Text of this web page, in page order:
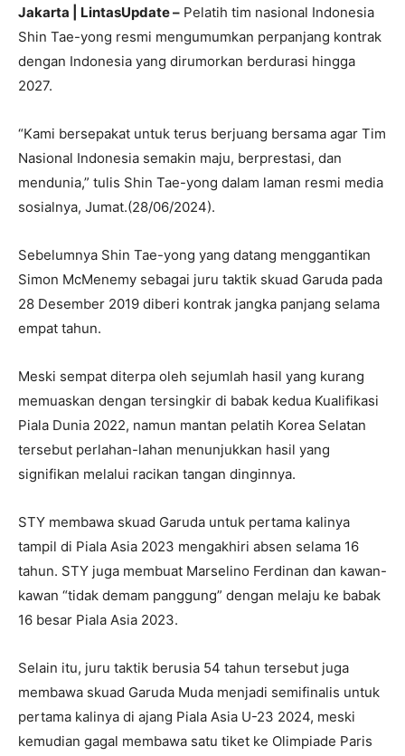
Jakarta | LintasUpdate – Pelatih tim nasional Indonesia
Shin Tae-yong resmi mengumumkan perpanjang kontrak
dengan Indonesia yang dirumorkan berdurasi hingga
2027.
“Kami bersepakat untuk terus berjuang bersama agar Tim
Nasional Indonesia semakin maju, berprestasi, dan
mendunia,” tulis Shin Tae-yong dalam laman resmi media
sosialnya, Jumat.(28/06/2024).
Sebelumnya Shin Tae-yong yang datang menggantikan
Simon McMenemy sebagai juru taktik skuad Garuda pada
28 Desember 2019 diberi kontrak jangka panjang selama
empat tahun.
Meski sempat diterpa oleh sejumlah hasil yang kurang
memuaskan dengan tersingkir di babak kedua Kualifikasi
Piala Dunia 2022, namun mantan pelatih Korea Selatan
tersebut perlahan-lahan menunjukkan hasil yang
signifikan melalui racikan tangan dinginnya.
STY membawa skuad Garuda untuk pertama kalinya
tampil di Piala Asia 2023 mengakhiri absen selama 16
tahun. STY juga membuat Marselino Ferdinan dan kawan-
kawan “tidak demam panggung” dengan melaju ke babak
16 besar Piala Asia 2023.
Selain itu, juru taktik berusia 54 tahun tersebut juga
membawa skuad Garuda Muda menjadi semifinalis untuk
pertama kalinya di ajang Piala Asia U-23 2024, meski
kemudian gagal membawa satu tiket ke Olimpiade Paris